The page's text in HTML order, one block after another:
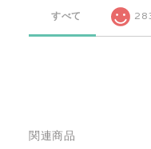
すべて
関連商品